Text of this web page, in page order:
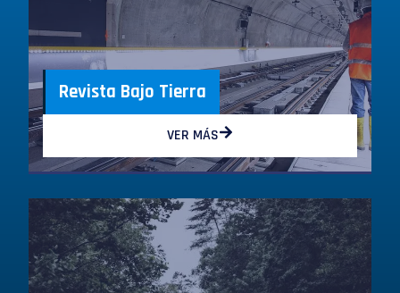
Revista Bajo Tierra
VER MÁS